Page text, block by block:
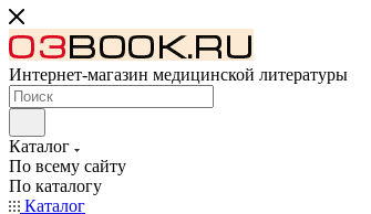
Интернет-магазин медицинской литературы
Каталог
По всему сайту
По каталогу
Каталог